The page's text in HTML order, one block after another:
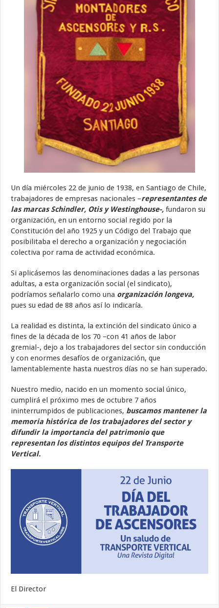
Un día miércoles 22 de junio de 1938, en Santiago de Chile,
trabajadores de empresas nacionales –representantes de
las marcas Schindler, Otis y Westinghouse-, fundaron su
organización, en un entorno social regido por la
Constitución del año 1925 y un Código del Trabajo que
posibilitaba el derecho a organización y negociación
colectiva por rama de actividad económica.
Si aplicásemos las denominaciones dadas a las personas
adultas, a esta organización social (el sindicato),
podríamos señalarlo como una organización longeva,
pues su edad de 88 años así lo indicaría.
La realidad es distinta, la extinción del sindicato único a
fines de la década de los 70 –con 41 años de labor
gremial-, dejo a los trabajadores del sector sin conducción
y con enormes desafíos de organización, que
lamentablemente hasta nuestros días no se han superado.
Nuestro medio, nacido en un momento social único,
cumplirá el próximo mes de octubre 7 años
ininterrumpidos de publicaciones, buscamos mantener la
memoria histórica de los trabajadores del sector y
difundir la importancia del patrimonio que
representan los distintos equipos del Transporte
Vertical.
El Director